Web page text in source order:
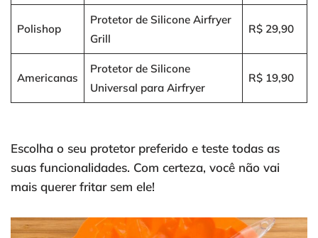
Polishop
Protetor de Silicone Airfryer
Grill
R$ 29,90
Americanas
Protetor de Silicone
Universal para Airfryer
R$ 19,90
Escolha o seu protetor preferido e teste todas as
suas funcionalidades. Com certeza, você não vai
mais querer fritar sem ele!